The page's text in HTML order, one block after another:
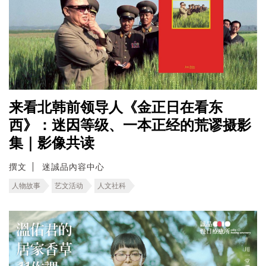
来看北韩前领导人《金正日在看东
西》：迷因等级、一本正经的荒谬摄影
集｜影像共读
撰文 迷誠品內容中心
人物故事 艺文活动 人文社科